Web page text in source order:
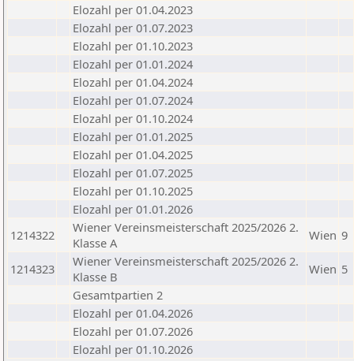
Elozahl per 01.04.2023
Elozahl per 01.07.2023
Elozahl per 01.10.2023
Elozahl per 01.01.2024
Elozahl per 01.04.2024
Elozahl per 01.07.2024
Elozahl per 01.10.2024
Elozahl per 01.01.2025
Elozahl per 01.04.2025
Elozahl per 01.07.2025
Elozahl per 01.10.2025
Elozahl per 01.01.2026
1214322
Wiener Vereinsmeisterschaft 2025/2026 2.
Klasse A
Wien 9
1214323
Wiener Vereinsmeisterschaft 2025/2026 2.
Klasse B
Wien 5
Gesamtpartien 2
Elozahl per 01.04.2026
Elozahl per 01.07.2026
Elozahl per 01.10.2026